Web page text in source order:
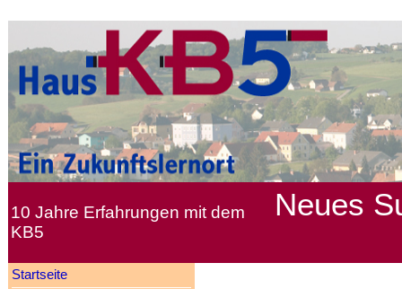
10 Jahre Erfahrungen mit dem
KB5
Neues
Startseite